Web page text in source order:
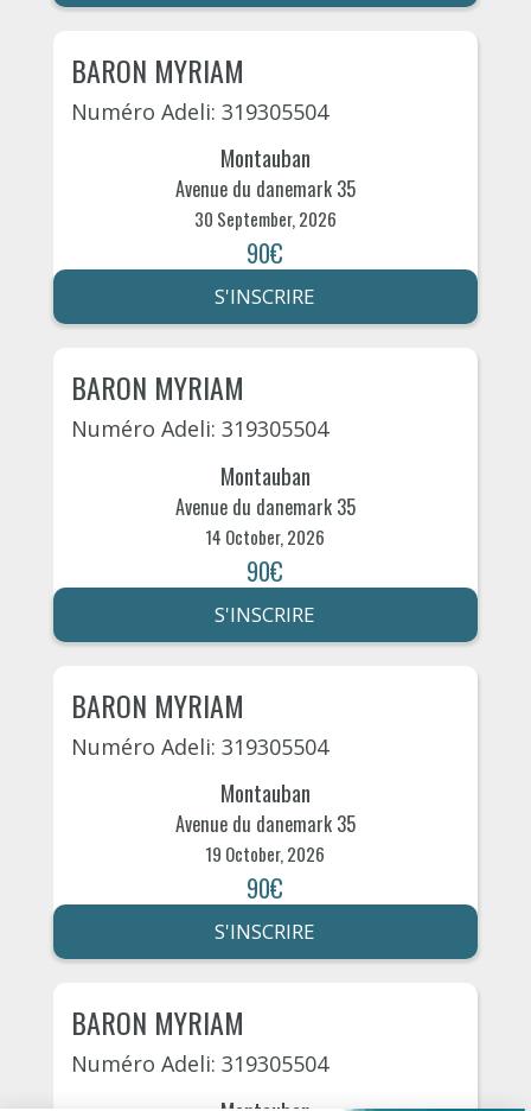
BARON MYRIAM
Numéro Adeli: 319305504
Montauban
Avenue du danemark 35
30 September, 2026
90€
S'INSCRIRE
BARON MYRIAM
Numéro Adeli: 319305504
Montauban
Avenue du danemark 35
14 October, 2026
90€
S'INSCRIRE
BARON MYRIAM
Numéro Adeli: 319305504
Montauban
Avenue du danemark 35
19 October, 2026
90€
S'INSCRIRE
BARON MYRIAM
Numéro Adeli: 319305504